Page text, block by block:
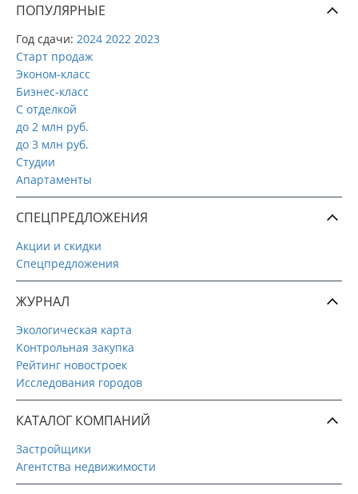
ПОПУЛЯРНЫЕ
Год сдачи: 2024 2022 2023
Старт продаж
Эконом-класс
Бизнес-класс
С отделкой
до 2 млн руб.
до 3 млн руб.
Студии
Апартаменты
СПЕЦПРЕДЛОЖЕНИЯ
Акции и скидки
Спецпредложения
ЖУРНАЛ
Экологическая карта
Контрольная закупка
Рейтинг новостроек
Исследования городов
КАТАЛОГ КОМПАНИЙ
Застройщики
Агентства недвижимости